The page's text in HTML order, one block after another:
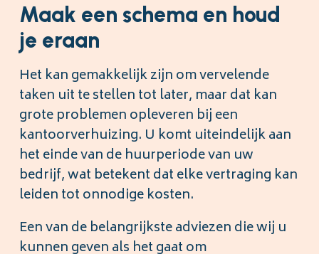
Maak een schema en houd
je eraan
Het kan gemakkelijk zijn om vervelende
taken uit te stellen tot later, maar dat kan
grote problemen opleveren bij een
kantoorverhuizing. U komt uiteindelijk aan
het einde van de huurperiode van uw
bedrijf, wat betekent dat elke vertraging kan
leiden tot onnodige kosten.
Een van de belangrijkste adviezen die wij u
kunnen geven als het gaat om